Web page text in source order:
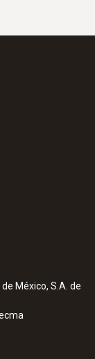
México, S.A. de